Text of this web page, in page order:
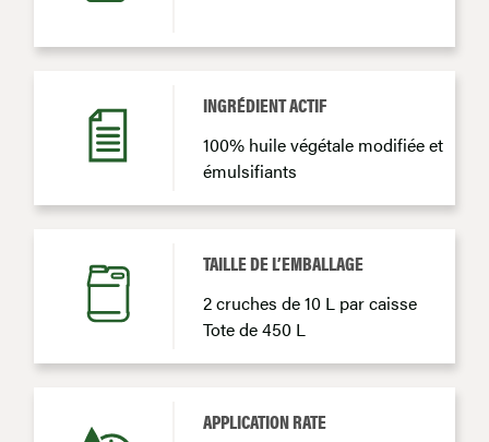
INGRÉDIENT ACTIF
100% huile végétale modifiée et
émulsifiants
TAILLE DE L’EMBALLAGE
2 cruches de 10 L par caisse
Tote de 450 L
APPLICATION RATE